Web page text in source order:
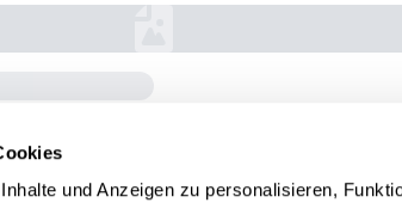
und Anzeigen zu personalisieren,